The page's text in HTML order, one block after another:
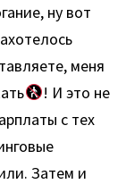
ну вот
меня
! И это не
с тех
Затем и